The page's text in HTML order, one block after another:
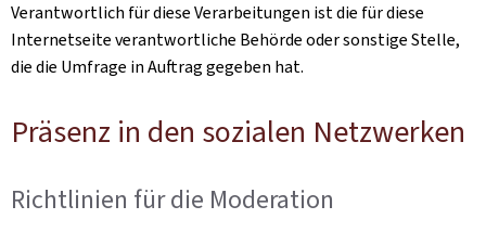
Verantwortlich für diese Verarbeitungen ist die für diese
Internetseite verantwortliche Behörde oder sonstige Stelle,
die die Umfrage in Auftrag gegeben hat.
Präsenz in den sozialen Netzwerken
Richtlinien für die Moderation